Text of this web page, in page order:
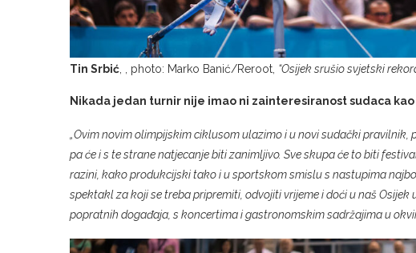
Tin Srbić , , photo: Marko Banić/Reroot, “Osijek srušio svjetski
Nikada jedan turnir nije imao ni zainteresiranost sudaca
„Ovim novim olimpijskim ciklusom ulazimo i u novi sudački
pa će i s te strane natjecanje biti zanimljivo. Sve skupa će to biti
razini, kako produkcijski tako i u sportskom smislu s nastupima
spektakl za koji se treba pripremiti, odvojiti vrijeme i doći u naš
popratnih događaja, s koncertima i gastronomskim sadržajima u